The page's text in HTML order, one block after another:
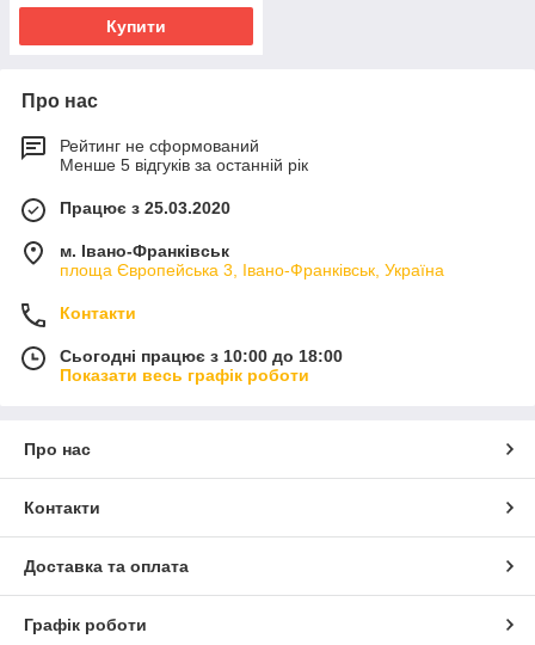
Купити
Про нас
Рейтинг не сформований
Менше 5 відгуків за останній рік
Працює з 25.03.2020
м. Івано-Франківськ
площа Європейська 3, Івано-Франківськ, Україна
Контакти
Сьогодні працює з 10:00 до 18:00
Показати весь графік роботи
Про нас
Контакти
Доставка та оплата
Графік роботи